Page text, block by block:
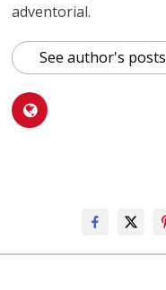
adventorial.
See author's posts